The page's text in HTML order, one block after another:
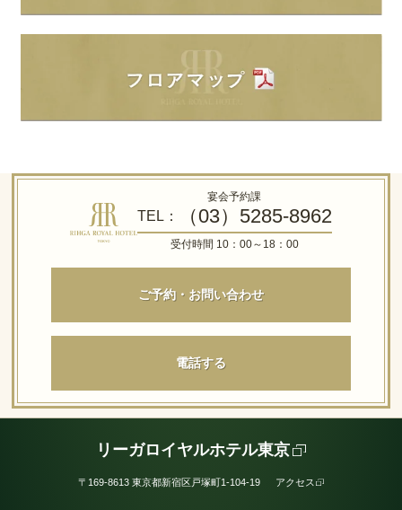
宴会予約課
TEL： （03）5285-8962
受付時間 10：00～18：00
ご予約・お問い合わせ
電話する
リーガロイヤルホテル東京
〒169-8613 東京都新宿区戸塚町1-104-19 アクセス